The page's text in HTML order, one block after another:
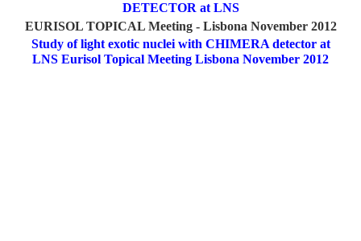
DETECTOR at LNS
EURISOL TOPICAL Meeting - Lisbona November 2012
Study of light exotic nuclei with CHIMERA detector at
LNS Eurisol Topical Meeting Lisbona November 2012